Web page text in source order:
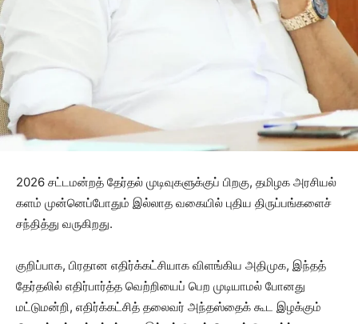
2026 சட்டமன்றத் தேர்தல் முடிவுகளுக்குப் பிறகு, தமிழக அரசியல்
களம் முன்னெப்போதும் இல்லாத வகையில் புதிய திருப்பங்களைச்
சந்தித்து வருகிறது.
குறிப்பாக, பிரதான எதிர்க்கட்சியாக விளங்கிய அதிமுக, இந்தத்
தேர்தலில் எதிர்பார்த்த வெற்றியைப் பெற முடியாமல் போனது
மட்டுமன்றி, எதிர்க்கட்சித் தலைவர் அந்தஸ்தைக் கூட இழக்கும்